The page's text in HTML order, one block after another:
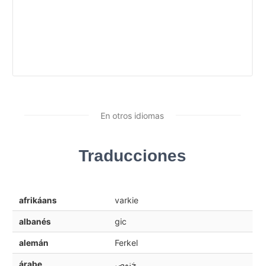
En otros idiomas
Traducciones
afrikáans varkie
albanés gic
alemán Ferkel
árabe خنوص